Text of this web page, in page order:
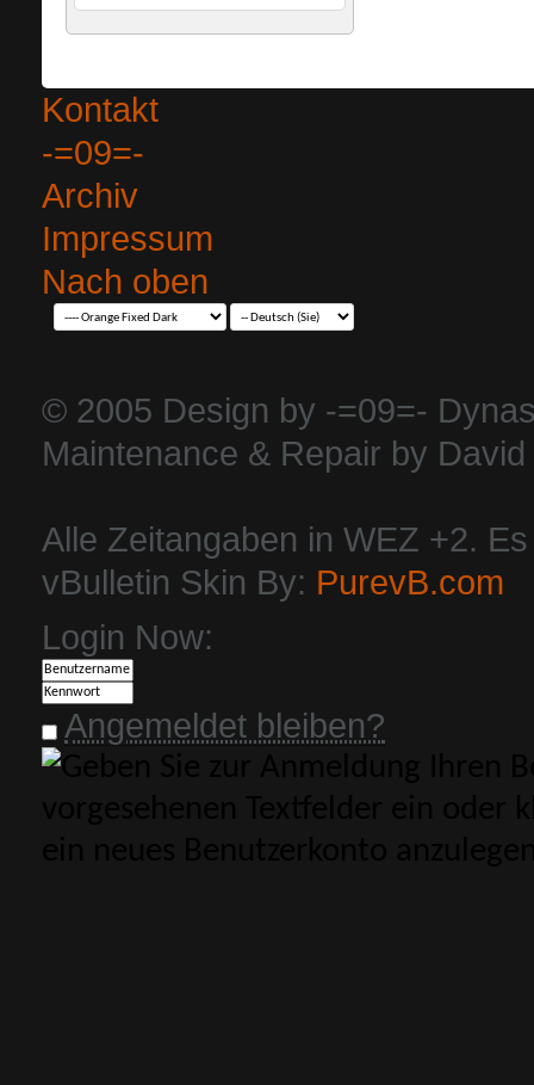
Kontakt
-=09=-
Archiv
Impressum
Nach oben
© 2005 Design by -=09=-
Maintenance & Repair by
Alle Zeitangaben in WEZ +2.
vBulletin Skin By: PurevB.com
Login Now:
Angemeldet bleiben?